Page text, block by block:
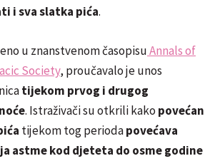
i sva slatka pića.
u znanstvenom časopisuAnnals of
Society, proučavalo je unos
tijekom prvog i drugog
. Istraživači su otkrili kako povećan
tijekom tog periodapovećava
astme kod djeteta do osme godine